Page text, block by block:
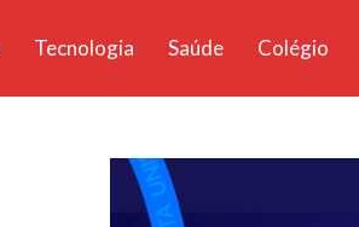
Tecnologia Saúde Colégio